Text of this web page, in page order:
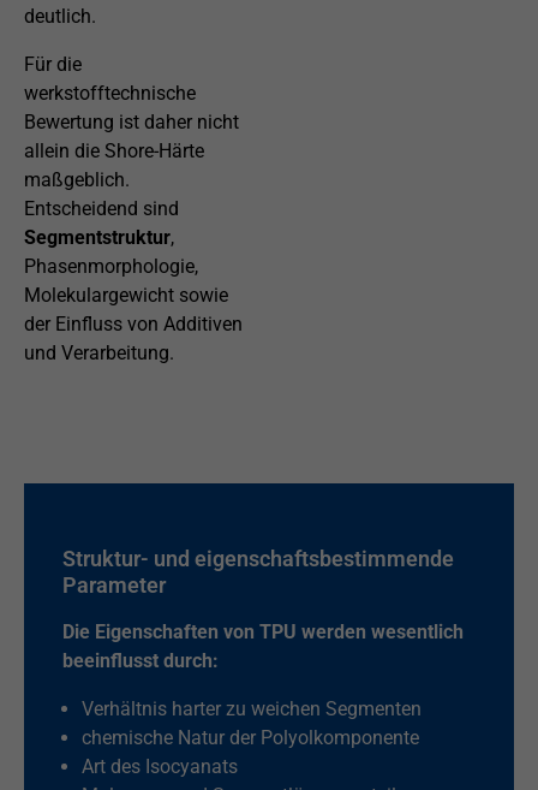
deutlich.
Für die
werkstofftechnische
Bewertung ist daher nicht
allein die Shore-Härte
maßgeblich.
Entscheidend sind
Segmentstruktur,
Phasenmorphologie,
Molekulargewicht sowie
der Einfluss von Additiven
und Verarbeitung.
Struktur- und eigenschaftsbestimmende
Parameter
Die Eigenschaften von TPU werden wesentlich
beeinflusst durch:
Verhältnis harter zu weichen Segmenten
chemische Natur der Polyolkomponente
Art des Isocyanats